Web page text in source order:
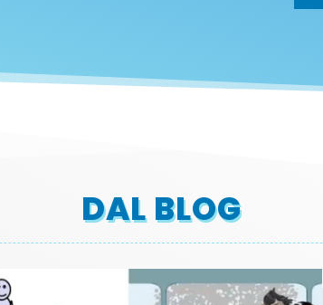
DAL BLOG